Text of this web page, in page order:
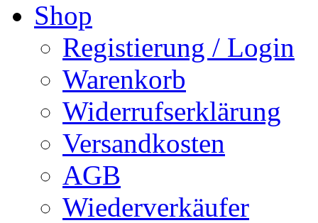
Shop
Registierung / Login
Warenkorb
Widerrufserklärung
Versandkosten
AGB
Wiederverkäufer